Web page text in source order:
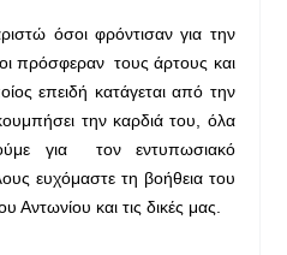
όσοι φρόντισαν για την
πρόσφεραν τους άρτους και
επειδή κατάγεται από την
την καρδιά του, όλα
για τον εντυπωσιακό
ευχόμαστε τη βοήθεια του
Αντωνίου και τις δικές μας.